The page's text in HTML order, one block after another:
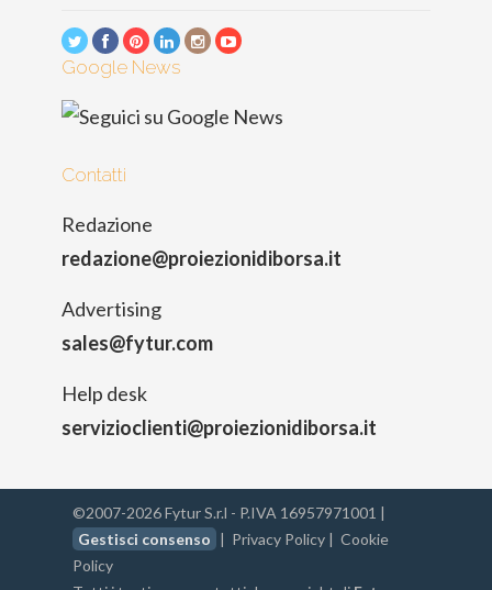
Google News
Contatti
Redazione
redazione@proiezionidiborsa.it
Advertising
sales@fytur.com
Help desk
servizioclienti@proiezionidiborsa.it
©2007-2026 Fytur S.r.l - P.IVA 16957971001 |
Gestisci consenso | Privacy Policy | Cookie
Policy